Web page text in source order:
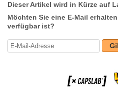
Dieser Artikel wird in Kürze auf
Möchten Sie eine E-Mail
verfügbar ist?